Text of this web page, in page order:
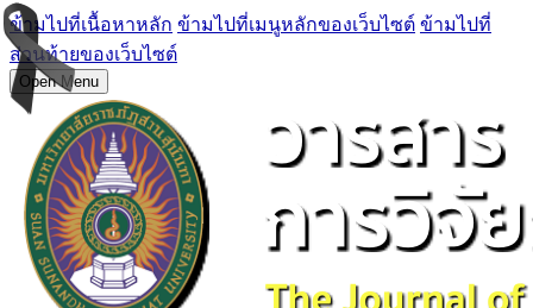
ข้ามไปที่เนื้อหาหลัก ข้ามไปที่เมนูหลักของเว็บไซต์ ข้ามไปที่
ส่วนท้ายของเว็บไซต์
Open Menu